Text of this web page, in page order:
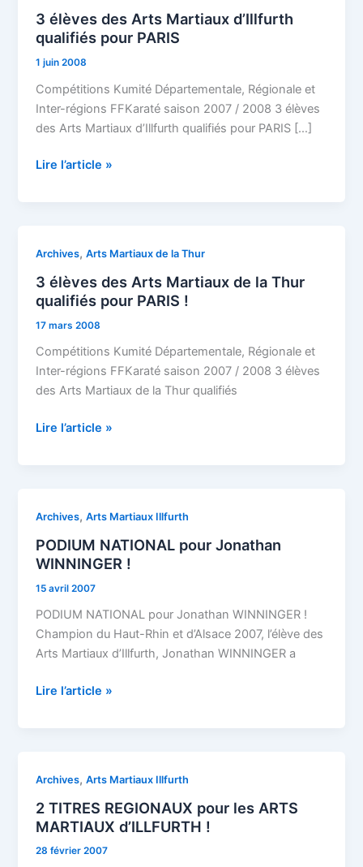
3 élèves des Arts Martiaux d’Illfurth
qualifiés pour PARIS
1 juin 2008
Compétitions Kumité Départementale, Régionale et
Inter-régions FFKaraté saison 2007 / 2008 3 élèves
des Arts Martiaux d’Illfurth qualifiés pour PARIS […]
élèves
des
Arts
Martiaux
d’Illfurth
qualifiés
pour
Lire l’article »
Archives,Arts Martiaux de la Thur
3 élèves des Arts Martiaux de la Thur
qualifiés pour PARIS !
17 mars 2008
Compétitions Kumité Départementale, Régionale et
Inter-régions FFKaraté saison 2007 / 2008 3 élèves
des Arts Martiaux de la Thur qualifiés
3
élèves
des
Arts
Martiaux
de
la
Thur
pour
Lire l’article »
Archives,Arts Martiaux Illfurth
PODIUM NATIONAL pour Jonathan
WINNINGER !
15 avril 2007
PODIUM NATIONAL pour Jonathan WINNINGER !
Champion du Haut-Rhin et d’Alsace 2007, l’élève des
Arts Martiaux d’Illfurth, Jonathan WINNINGER a
PODIUM
pour
Jonathan
WINNINGER
!
Lire l’article »
Archives,Arts Martiaux Illfurth
2 TITRES REGIONAUX pour les ARTS
MARTIAUX d’ILLFURTH !
28 février 2007
2
REGIONAUX
pour
les